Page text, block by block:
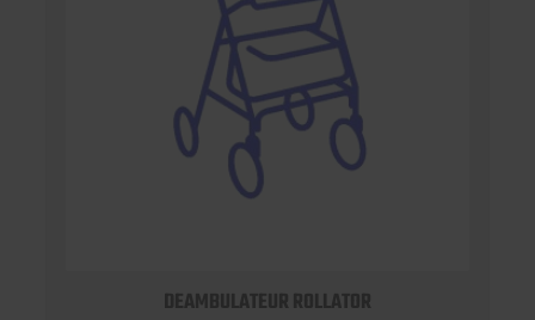
DEAMBULATEUR ROLLATOR